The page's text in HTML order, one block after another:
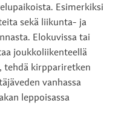
Esimerkiksi
sekä liikunta- ja
Elokuvissa tai
joukkoliikenteellä
tehdä kirppariretken
vanhassa
leppoisassa